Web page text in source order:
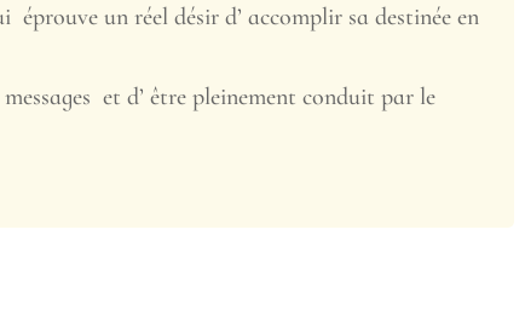
éprouve un réel désir d’ accomplir sa destinée en
et d’ être pleinement conduit par le